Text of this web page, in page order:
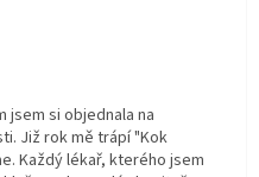
5 z 5 hvězdiček.
jsem si objednala na
Již rok mě trápí "Kok
Každý lékař, kterého jsem